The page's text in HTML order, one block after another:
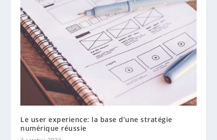
Le user experience: la base d’une stratégie
numérique réussie